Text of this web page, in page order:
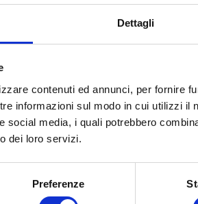
Dettagli
contenuti ed annunci, per fornire
informazioni sul modo in cui utilizzi
social media, i quali potrebbero
dei loro servizi.
Preferenze